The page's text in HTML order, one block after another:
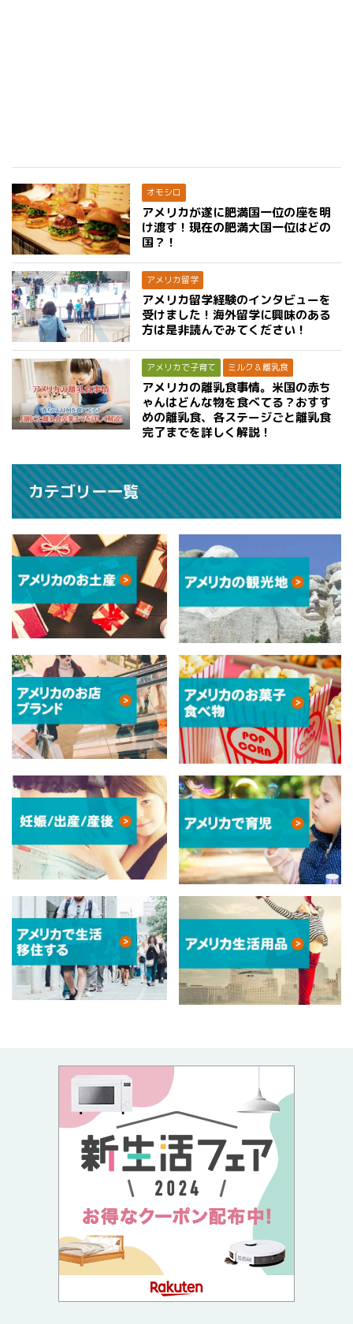
オモシロ
アメリカが遂に肥満国一位の座を明
け渡す！現在の肥満大国一位はどの
国？！
アメリカ留学
アメリカ留学経験のインタビューを
受けました！海外留学に興味のある
方は是非読んでみてください！
アメリカで子育て ミルク＆離乳食
アメリカの離乳食事情。米国の赤ち
ゃんはどんな物を食べてる？おすす
めの離乳食、各ステージごと離乳食
完了までを詳しく解説！
カテゴリー一覧